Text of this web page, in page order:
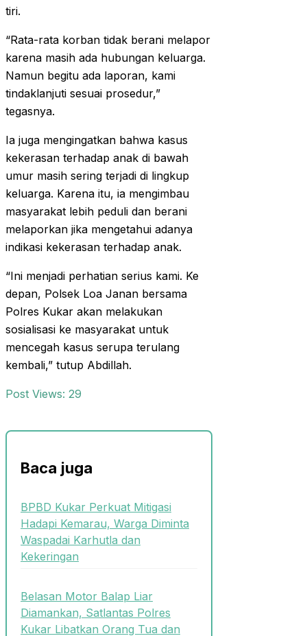
tiri.
“Rata-rata korban tidak berani melapor
karena masih ada hubungan keluarga.
Namun begitu ada laporan, kami
tindaklanjuti sesuai prosedur,”
tegasnya.
Ia juga mengingatkan bahwa kasus
kekerasan terhadap anak di bawah
umur masih sering terjadi di lingkup
keluarga. Karena itu, ia mengimbau
masyarakat lebih peduli dan berani
melaporkan jika mengetahui adanya
indikasi kekerasan terhadap anak.
“Ini menjadi perhatian serius kami. Ke
depan, Polsek Loa Janan bersama
Polres Kukar akan melakukan
sosialisasi ke masyarakat untuk
mencegah kasus serupa terulang
kembali,” tutup Abdillah.
Post Views: 29
Baca juga
BPBD Kukar Perkuat Mitigasi
Hadapi Kemarau, Warga Diminta
Waspadai Karhutla dan
Kekeringan
Belasan Motor Balap Liar
Diamankan, Satlantas Polres
Kukar Libatkan Orang Tua dan